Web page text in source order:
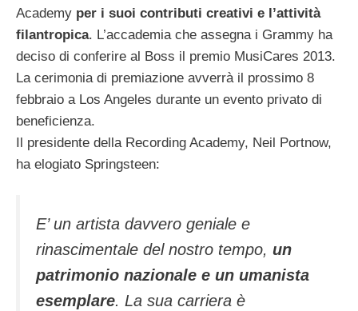
Academy per i suoi contributi creativi e l’attività
filantropica. L’accademia che assegna i Grammy ha
deciso di conferire al Boss il premio MusiCares 2013.
La cerimonia di premiazione avverrà il prossimo 8
febbraio a Los Angeles durante un evento privato di
beneficienza.
Il presidente della Recording Academy, Neil Portnow,
ha elogiato Springsteen:
E’ un artista davvero geniale e
rinascimentale del nostro tempo, un
patrimonio nazionale e un umanista
esemplare. La sua carriera è